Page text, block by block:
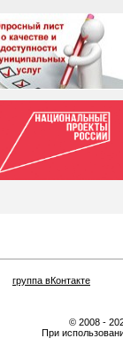
группа вКонтакте
© 2008 -
При